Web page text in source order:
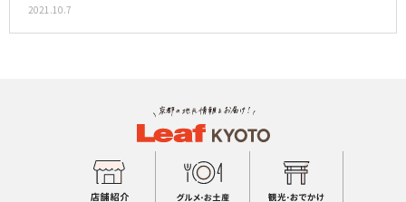
2021.10.7